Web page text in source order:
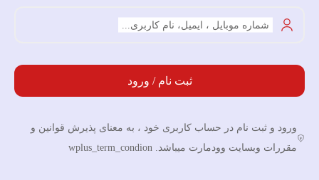
شماره موبایل ، ایمیل، نام کاربری...
ثبت نام / ورود
ورود و ثبت نام در حساب کاربری خود ، به معنای پذیرش قوانین و
مقررات وبسایت وودمارت میباشد. wplus_term_condion